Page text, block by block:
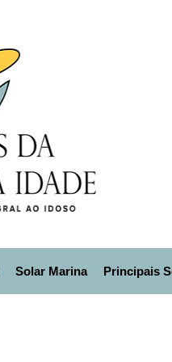
Solar Marina Principais